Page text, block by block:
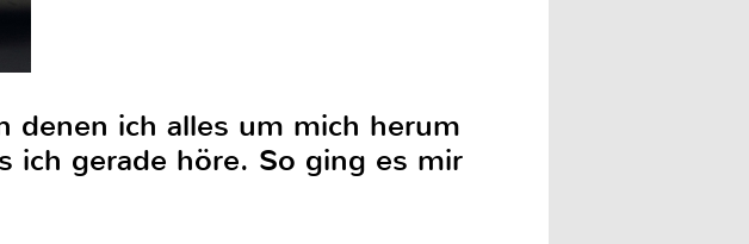
ich alles um mich herum
ich gerade höre. So ging es mir